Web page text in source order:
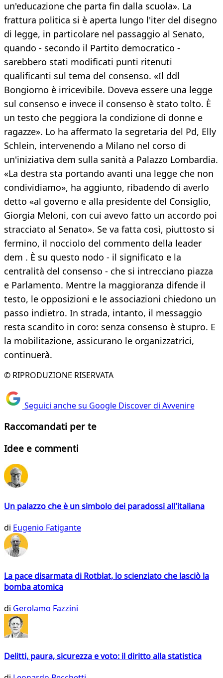
un'educazione che parta fin dalla scuola». La
frattura politica si è aperta lungo l'iter del disegno
di legge, in particolare nel passaggio al Senato,
quando - secondo il Partito democratico -
sarebbero stati modificati punti ritenuti
qualificanti sul tema del consenso. «Il ddl
Bongiorno è irricevibile. Doveva essere una legge
sul consenso e invece il consenso è stato tolto. È
un testo che peggiora la condizione di donne e
ragazze». Lo ha affermato la segretaria del Pd, Elly
Schlein, intervenendo a Milano nel corso di
un'iniziativa dem sulla sanità a Palazzo Lombardia.
«La destra sta portando avanti una legge che non
condividiamo», ha aggiunto, ribadendo di averlo
detto «al governo e alla presidente del Consiglio,
Giorgia Meloni, con cui avevo fatto un accordo poi
stracciato al Senato». Se va fatta così, piuttosto si
fermino, il nocciolo del commento della leader
dem . È su questo nodo - il significato e la
centralità del consenso - che si intrecciano piazza
e Parlamento. Mentre la maggioranza difende il
testo, le opposizioni e le associazioni chiedono un
passo indietro. In strada, intanto, il messaggio
resta scandito in coro: senza consenso è stupro. E
la mobilitazione, assicurano le organizzatrici,
continuerà.
© RIPRODUZIONE RISERVATA
Seguici anche su Google Discover di Avvenire
Raccomandati per te
Idee e commenti
Un palazzo che è un simbolo dei paradossi all'italiana
di Eugenio Fatigante
La pace disarmata di Rotblat, lo scienziato che lasciò la
bomba atomica
di Gerolamo Fazzini
Delitti, paura, sicurezza e voto: il diritto alla statistica